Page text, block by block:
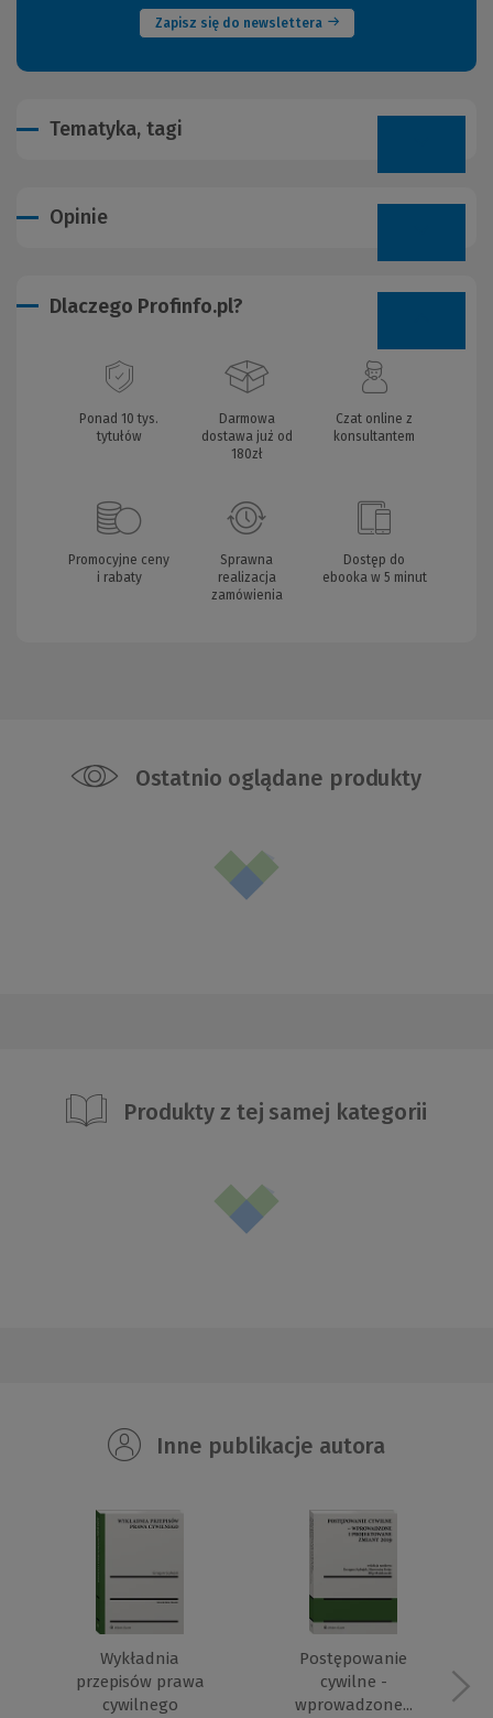
Zapisz się do newslettera
Tematyka, tagi
Opinie
Dlaczego Profinfo.pl?
Ponad 10 tys.
tytułów
Darmowa
dostawa już od
180zł
Czat online z
konsultantem
Promocyjne ceny
i rabaty
Sprawna
realizacja
zamówienia
Dostęp do
ebooka w 5 minut
Ostatnio oglądane produkty
Produkty z tej samej kategorii
Inne publikacje autora
Wykładnia
przepisów prawa
cywilnego
Postępowanie
cywilne -
wprowadzone...